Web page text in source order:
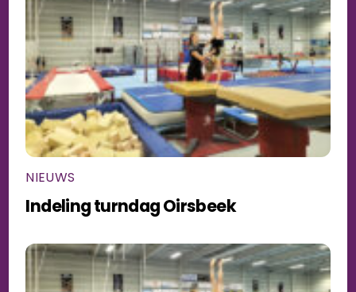
NIEUWS
Indeling turndag Oirsbeek